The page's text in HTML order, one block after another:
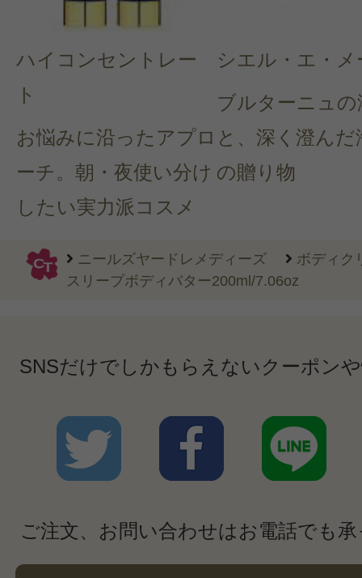
ハイコンセントレー
ト
お悩みに沿ったアプロ
ーチ。朝・夜使い分け
したい実力派コスメ
シエル・エ・メ
ブルターニュの
と、深く澄んだ
の贈り物
ニールズヤードレメディーズ
ボディク
スリープボディバター200ml/7.06oz
SNSだけでしかもらえないクーポン
ご注文、お問い合わせはお電話でも